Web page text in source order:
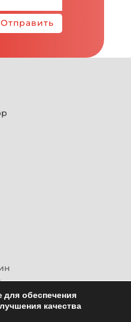
Отправить
обеспечения
качества